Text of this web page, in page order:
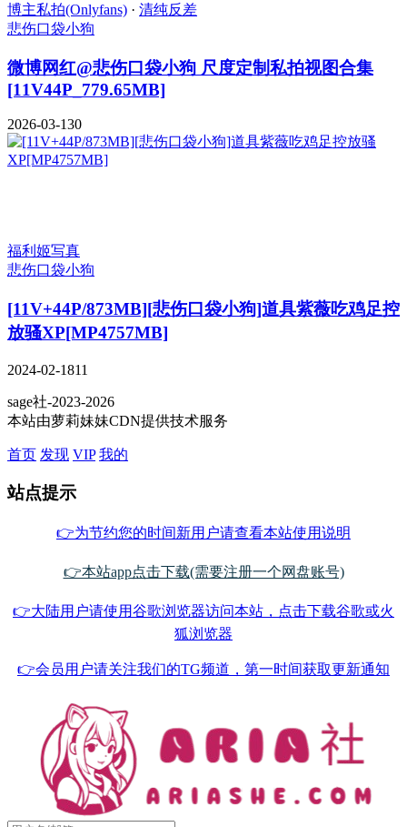
博主私拍(Onlyfans) · 清纯反差
悲伤口袋小狗
微博网红@悲伤口袋小狗 尺度定制私拍视图合集
[11V44P_779.65MB]
2026-03-130
福利姬写真
悲伤口袋小狗
[11V+44P/873MB][悲伤口袋小狗]道具紫薇吃鸡足控
放骚XP[MP4757MB]
2024-02-1811
sage社-2023-2026
本站由萝莉妹妹CDN提供技术服务
首页 发现 VIP 我的
站点提示
👉为节约您的时间新用户请查看本站使用说明
👉本站app点击下载(需要注册一个网盘账号)
👉大陆用户请使用谷歌浏览器访问本站，点击下载谷歌或火
狐浏览器
👉会员用户请关注我们的TG频道，第一时间获取更新通知